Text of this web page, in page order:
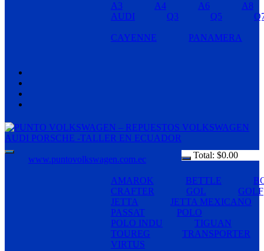
A3 A4 A6
A8
AUDI
Q3 Q5
CAYENNE PANAMERA
Total: $0.00
www.puntovolkswagen.com.ec
AMAROK BETTLE
CRAFTER
GOL
GOLF
JETTA
JETTA MEXICANO
PASSAT
POLO
POLO INDU
TIGUAN
TOUREG
TRANSPORTER
VIRTUS